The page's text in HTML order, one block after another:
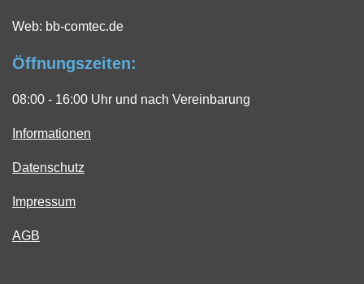
Web: bb-comtec.de
Öffnungszeiten:
08:00 - 16:00 Uhr und nach Vereinbarung
Informationen
Datenschutz
Impressum
AGB